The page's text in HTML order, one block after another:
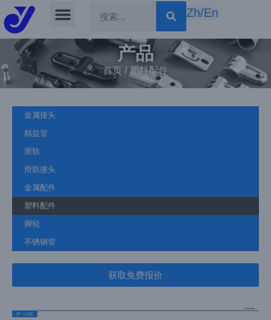
Skip
to
content
Zh/En
产品
首页 / 塑料配件
金属接头
精益管
滑轨
滑轨接头
金属配件
塑料配件
脚轮
不锈钢管
获取免费报价